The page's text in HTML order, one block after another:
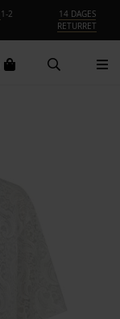
1-2
14 DAGES
RETURRET